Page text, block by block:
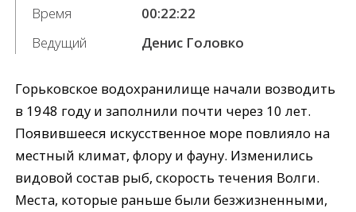
Время
00:22:22
Ведущий
Денис Головко
Горьковское водохранилище начали возводить
в 1948 году и заполнили почти через 10 лет.
Появившееся искусственное море повлияло на
местный климат, флору и фауну. Изменились
видовой состав рыб, скорость течения Волги.
Места, которые раньше были безжизненными,